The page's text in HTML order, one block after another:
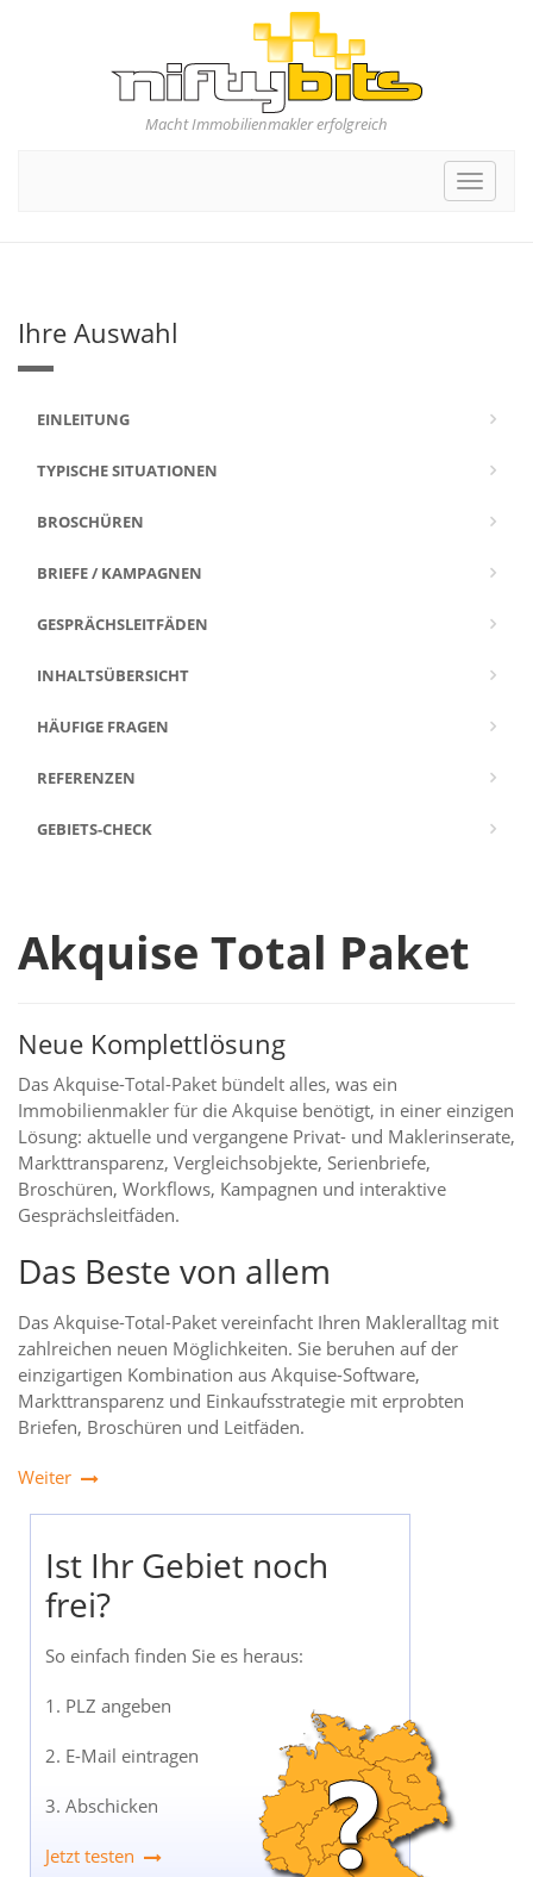
Macht Immobilienmakler erfolgreich
Toggle
Ihre Auswahl
EINLEITUNG
TYPISCHE SITUATIONEN
BROSCHÜREN
BRIEFE / KAMPAGNEN
GESPRÄCHSLEITFÄDEN
INHALTSÜBERSICHT
HÄUFIGE FRAGEN
REFERENZEN
GEBIETS-CHECK
Akquise Total Paket
Neue Komplettlösung
Das Akquise-Total-Paket bündelt alles, was ein
Immobilienmakler für die Akquise benötigt, in einer einzigen
Lösung: aktuelle und vergangene Privat- und Maklerinserate,
Markttransparenz, Vergleichsobjekte, Serienbriefe,
Broschüren, Workflows, Kampagnen und interaktive
Gesprächsleitfäden.
Das Beste von allem
Das Akquise-Total-Paket vereinfacht Ihren Makleralltag mit
zahlreichen neuen Möglichkeiten. Sie beruhen auf der
einzigartigen Kombination aus Akquise-Software,
Markttransparenz und Einkaufsstrategie mit erprobten
Briefen, Broschüren und Leitfäden.
Weiter
Ist Ihr Gebiet noch
frei?
So einfach finden Sie es heraus:
1. PLZ angeben
2. E-Mail eintragen
3. Abschicken
Jetzt testen